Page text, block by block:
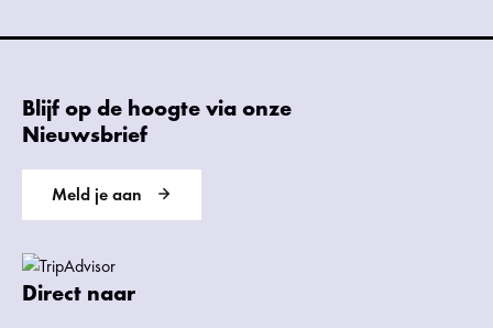
Blijf op de hoogte via onze
Nieuwsbrief
Meld je aan
Direct naar